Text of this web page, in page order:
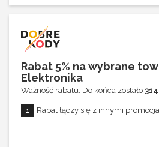
Rabat aktywny dla zamówień
Rabat nie łączy się z innymi
Rabat 5% na wybrane
Elektronika
Ważność rabatu: Do końca zostało
Rabat łączy się z innymi